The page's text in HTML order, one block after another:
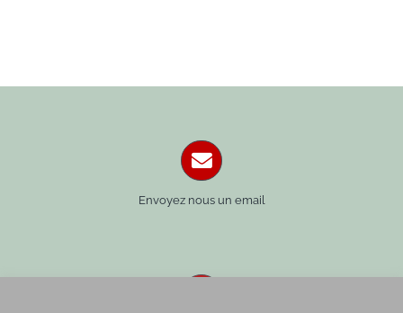
Envoyez nous un email